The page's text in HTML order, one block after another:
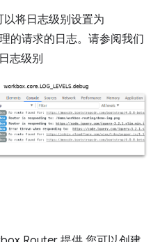
将日志级别设置为
的请求的日志。请参阅我们
志级别